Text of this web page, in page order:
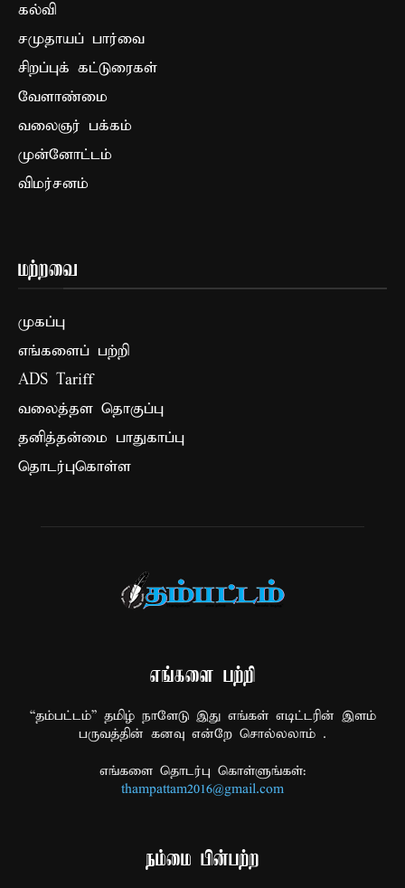
கல்வி
சமுதாயப் பார்வை
சிறப்புக் கட்டுரைகள்
வேளாண்மை
வலைஞர் பக்கம்
முன்னோட்டம்
விமர்சனம்
மற்றவை
முகப்பு
எங்களைப் பற்றி
ADS Tariff
வலைத்தள தொகுப்பு
தனித்தன்மை பாதுகாப்பு
தொடர்புகொள்ள
எங்களை பற்றி
“தம்பட்டம்” தமிழ் நாளேடு இது எங்கள் எடிட்டரின் இளம்
பருவத்தின் கனவு என்றே சொல்லலாம் .
எங்களை தொடர்பு கொள்ளுங்கள்:
thampattam2016@gmail.com
நம்மை பின்பற்ற